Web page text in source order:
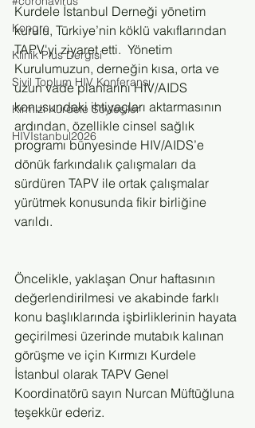
Kongre
Klinik Plus Dergisi
Sivil Toplum HIV Konferansı
Kırmızı Kurdele Söyleşiler
HIVİstanbul2026
Kurdele İstanbul Derneği yönetim
kurulu, Türkiye’nin köklü vakıflarından
TAPV'yi ziyaret etti.  Yönetim
Kurulumuzun, derneğin kısa, orta ve
uzun vade planlarını HIV/AIDS
konusundaki ihtiyaçları aktarmasının
ardından, özellikle cinsel sağlık
programı bünyesinde HIV/AIDS’e
dönük farkındalık çalışmaları da
sürdüren TAPV ile ortak çalışmalar
yürütmek konusunda fikir birliğine
varıldı.
Öncelikle, yaklaşan Onur haftasının
değerlendirilmesi ve akabinde farklı
konu başlıklarında işbirliklerinin hayata
geçirilmesi üzerinde mutabık kalınan
görüşme ve için Kırmızı Kurdele
İstanbul olarak TAPV Genel
Koordinatörü sayın Nurcan Müftüğluna
teşekkür ederiz.